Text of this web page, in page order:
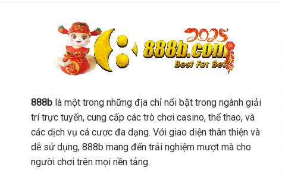
888b là một trong những địa chỉ nổi bật trong ngành giải
trí trực tuyến, cung cấp các trò chơi casino, thể thao, và
các dịch vụ cá cược đa dạng. Với giao diện thân thiện và
dễ sử dụng, 888b mang đến trải nghiệm mượt mà cho
người chơi trên mọi nền tảng.